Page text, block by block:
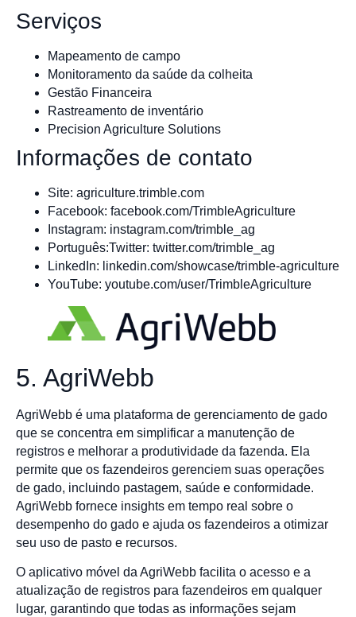
Serviços
Mapeamento de campo
Monitoramento da saúde da colheita
Gestão Financeira
Rastreamento de inventário
Precision Agriculture Solutions
Informações de contato
Site: agriculture.trimble.com
Facebook: facebook.com/TrimbleAgriculture
Instagram: instagram.com/trimble_ag
Português:Twitter: twitter.com/trimble_ag
LinkedIn: linkedin.com/showcase/trimble-agriculture
YouTube: youtube.com/user/TrimbleAgriculture
5. AgriWebb
AgriWebb é uma plataforma de gerenciamento de gado
que se concentra em simplificar a manutenção de
registros e melhorar a produtividade da fazenda. Ela
permite que os fazendeiros gerenciem suas operações
de gado, incluindo pastagem, saúde e conformidade.
AgriWebb fornece insights em tempo real sobre o
desempenho do gado e ajuda os fazendeiros a otimizar
seu uso de pasto e recursos.
O aplicativo móvel da AgriWebb facilita o acesso e a
atualização de registros para fazendeiros em qualquer
lugar, garantindo que todas as informações sejam